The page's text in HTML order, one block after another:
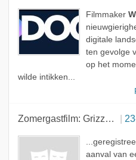
Filmmaker
digitale
ten gevolge
op het
wilde intikken...
Zomergastfilm: Grizzly Man
aanval van